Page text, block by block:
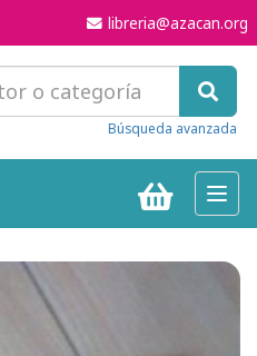
libreria@azacan.org
Búsqueda avanzada